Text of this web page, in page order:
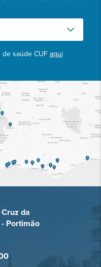
de saúde CUF aqui
da
Portimão